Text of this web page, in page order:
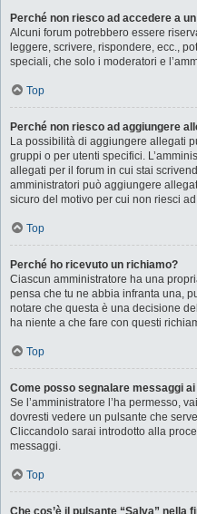
Perché non riesco ad accedere a
Alcuni forum potrebbero essere
leggere, scrivere, rispondere, ecc.,
speciali, che solo i moderatori e
Top
Perché non riesco ad aggiungere
La possibilità di aggiungere allegati
gruppi o per utenti specifici.
allegati per il forum in cui stai
amministratori può aggiungere
sicuro del motivo per cui non riesci
Top
Perché ho ricevuto un richiamo?
Ciascun amministratore ha una
pensa che tu ne abbia infranta una,
notare che questa è una decisione
ha niente a che fare con questi
Top
Come posso segnalare messaggi
Se l’amministratore l’ha permesso,
dovresti vedere un pulsante che
Cliccandolo sarai introdotto alla
messaggi.
Top
Che cos’è il pulsante “Salva” nella